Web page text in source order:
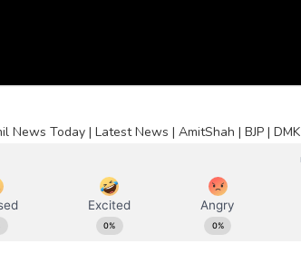
News Today | Latest News | AmitShah | BJP | DMK